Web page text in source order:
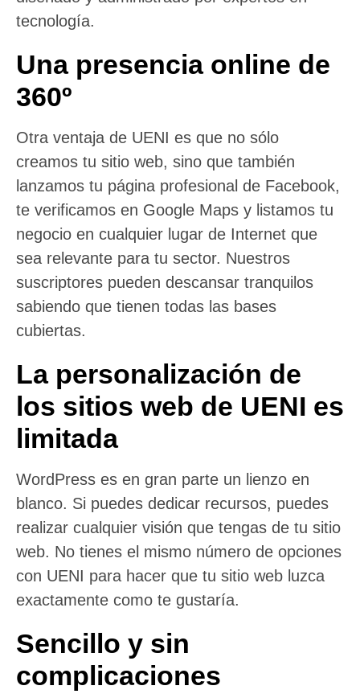
tecnología.
Una presencia online de
360º
Otra ventaja de UENI es que no sólo
creamos tu sitio web, sino que también
lanzamos tu página profesional de Facebook,
te verificamos en Google Maps y listamos tu
negocio en cualquier lugar de Internet que
sea relevante para tu sector. Nuestros
suscriptores pueden descansar tranquilos
sabiendo que tienen todas las bases
cubiertas.
La personalización de
los sitios web de UENI es
limitada
WordPress es en gran parte un lienzo en
blanco. Si puedes dedicar recursos, puedes
realizar cualquier visión que tengas de tu sitio
web. No tienes el mismo número de opciones
con UENI para hacer que tu sitio web luzca
exactamente como te gustaría.
Sencillo y sin
complicaciones